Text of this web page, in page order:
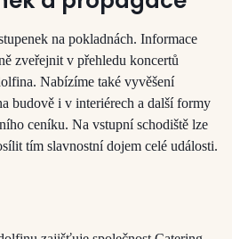
na pokladnách. Informace
zveřejnit v přehledu koncertů
Nabízíme také vyvěšení
budově i v interiérech a další formy
ceníku. Na vstupní schodiště lze
tím slavnostní dojem celé události.